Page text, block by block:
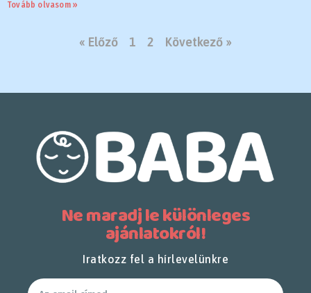
Tovább olvasom »
« Előző 1 2 Következő »
Ne maradj le különleges
ajánlatokról!
Iratkozz fel a hírlevelünkre